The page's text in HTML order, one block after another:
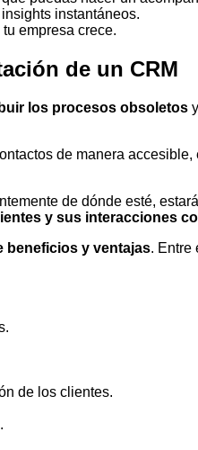
instantáneos.
empresa crece.
de un CRM
los procesos obsoletos
de manera
de dónde esté,
y sus interacciones
beneficios y ventajas. Entre
de los clientes.